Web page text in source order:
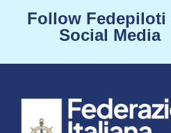
Follow Fedepiloti
Social Media